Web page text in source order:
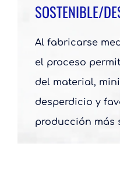
SOSTENIBLE/
Al fabricarse
el proceso
del material,
desperdicio y
producción más